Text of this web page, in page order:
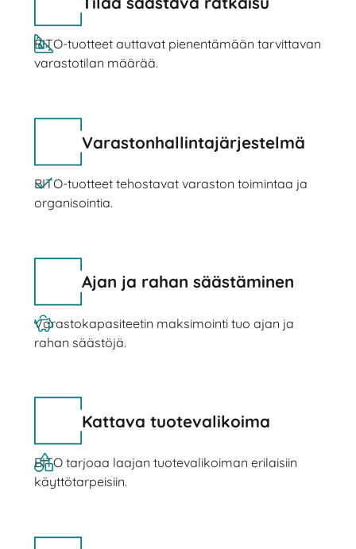
BITO-tuotteet auttavat pienentämään tarvittavan
varastotilan määrää.
Varastonhallintajärjestelmä
BITO-tuotteet tehostavat varaston toimintaa ja
organisointia.
Ajan ja rahan säästäminen
Varastokapasiteetin maksimointi tuo ajan ja
rahan säästöjä.
Kattava tuotevalikoima
BITO tarjoaa laajan tuotevalikoiman erilaisiin
käyttötarpeisiin.